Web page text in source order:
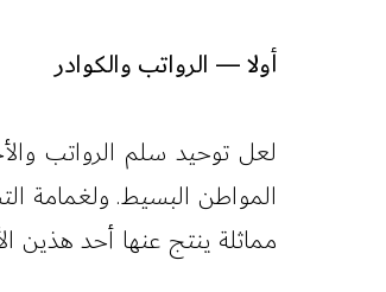
أولا — الرواتب والكوادر
لعل توحيد سلم الرواتب
المواطن البسيط. ولغمامة
مماثلة ينتج عنها أحد هذين الأمرين: (١) ثبات أو (٢) انخفاض إجمالي